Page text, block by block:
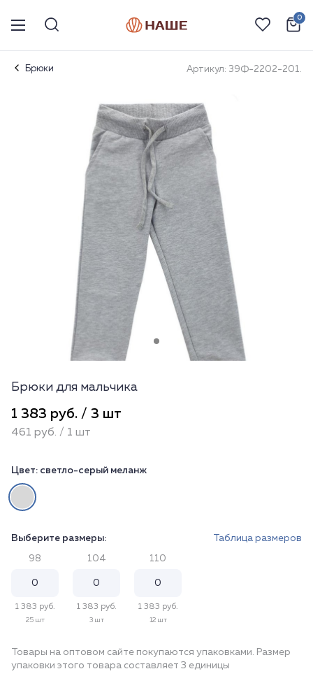
0
Брюки Артикул: 39Ф-2202-201.
Брюки для мальчика
1 383 руб. / 3 шт
461 руб. / 1 шт
Цвет: светло-серый меланж
Выберите размеры: Таблица размеров
98
1 383 руб.
25 шт
104
1 383 руб.
3 шт
110
1 383 руб.
12 шт
Товары на оптовом сайте покупаются упаковками. Размер
упаковки этого товара составляет 3 единицы